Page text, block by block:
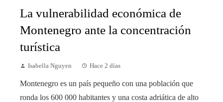
La vulnerabilidad económica de
Montenegro ante la concentración
turística
Isabella Nguyen Hace 2 días
Montenegro es un país pequeño con una población que
ronda los 600 000 habitantes y una costa adriática de alto